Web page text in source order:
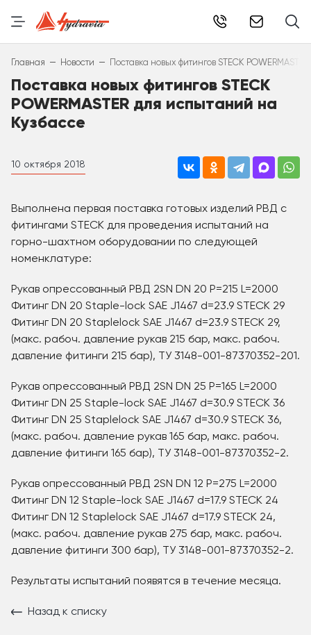
Главная – Новости – Поставка новых фитингов STECK
Поставка новых фитингов STECK
POWERMASTER для испытаний на
Кузбассе
10 октября 2018
Выполнена первая поставка готовых изделий РВД с
фитингами STECK для проведения испытаний на
горно-шахтном оборудовании по следующей
номенклатуре:
Рукав опрессованный РВД 2SN DN 20 P=215 L=2000
Фитинг DN 20 Staple-lock SAE J1467 d=23.9 STECK 29
Фитинг DN 20 Staplelock SAE J1467 d=23.9 STECK 29,
(макс. рабоч. давление рукав 215 бар, макс. рабоч.
давление фитинги 215 бар), ТУ 3148-001-87370352-201.
Рукав опрессованный РВД 2SN DN 25 P=165 L=2000
Фитинг DN 25 Staple-lock SAE J1467 d=30.9 STECK 36
Фитинг DN 25 Staplelock SAE J1467 d=30.9 STECK 36,
(макс. рабоч. давление рукав 165 бар, макс. рабоч.
давление фитинги 165 бар), ТУ 3148-001-87370352-2.
Рукав опрессованный РВД 2SN DN 12 P=275 L=2000
Фитинг DN 12 Staple-lock SAE J1467 d=17.9 STECK 24
Фитинг DN 12 Staplelock SAE J1467 d=17.9 STECK 24,
(макс. рабоч. давление рукав 275 бар, макс. рабоч.
давление фитинги 300 бар), ТУ 3148-001-87370352-2.
Результаты испытаний появятся в течение месяца.
Назад к списку